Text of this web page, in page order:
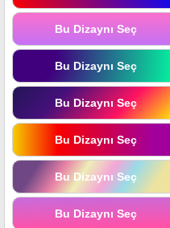
Bu Dizaynı Seç
Bu Dizaynı Seç
Bu Dizaynı Seç
Bu Dizaynı Seç
Bu Dizaynı Seç
Bu Dizaynı Seç